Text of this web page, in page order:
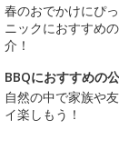
春のおでかけにぴ
ニックにおすすめ
介！
BBQにおすすめの
自然の中で家族や
イ楽しもう！